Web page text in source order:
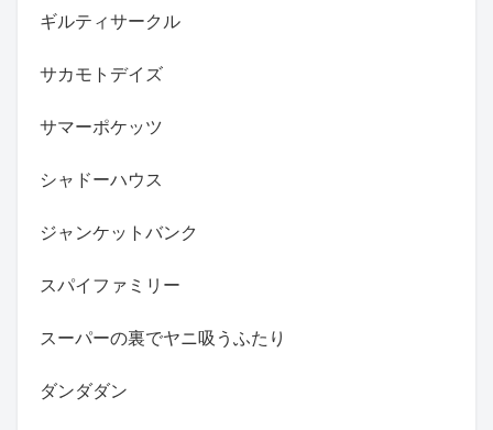
ギルティサークル
サカモトデイズ
サマーポケッツ
シャドーハウス
ジャンケットバンク
スパイファミリー
スーパーの裏でヤニ吸うふたり
ダンダダン